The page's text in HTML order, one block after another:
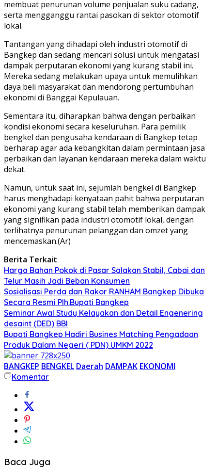
membuat penurunan volume penjualan suku cadang,
serta mengganggu rantai pasokan di sektor otomotif
lokal.
Tantangan yang dihadapi oleh industri otomotif di
Bangkep dan sedang mencari solusi untuk mengatasi
dampak perputaran ekonomi yang kurang stabil ini.
Mereka sedang melakukan upaya untuk memulihkan
daya beli masyarakat dan mendorong pertumbuhan
ekonomi di Banggai Kepulauan.
Sementara itu, diharapkan bahwa dengan perbaikan
kondisi ekonomi secara keseluruhan. Para pemilik
bengkel dan pengusaha kendaraan di Bangkep tetap
berharap agar ada kebangkitan dalam permintaan jasa
perbaikan dan layanan kendaraan mereka dalam waktu
dekat.
Namun, untuk saat ini, sejumlah bengkel di Bangkep
harus menghadapi kenyataan pahit bahwa perputaran
ekonomi yang kurang stabil telah memberikan dampak
yang signifikan pada industri otomotif lokal, dengan
terlihatnya penurunan pelanggan dan omzet yang
mencemaskan.(Ar)
Berita Terkait
Harga Bahan Pokok di Pasar Salakan Stabil, Cabai dan
Telur Masih Jadi Beban Konsumen
Sosialisasi Perda dan Rakor RANHAM Bangkep Dibuka
Secara Resmi Plh.Bupati Bangkep
Seminar Awal Study Kelayakan dan Detail Engenering
desaint (DED) BBI
Bupati Bangkep Hadiri Busines Matching Pengadaan
Produk Dalam Negeri ( PDN) UMKM 2022
BANGKEP BENGKEL Daerah DAMPAK EKONOMI
Komentar
Baca Juga